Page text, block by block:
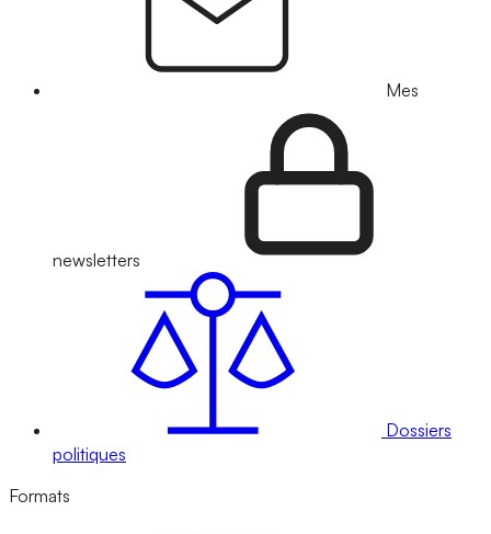
Mes
newsletters
Dossiers
politiques
Formats